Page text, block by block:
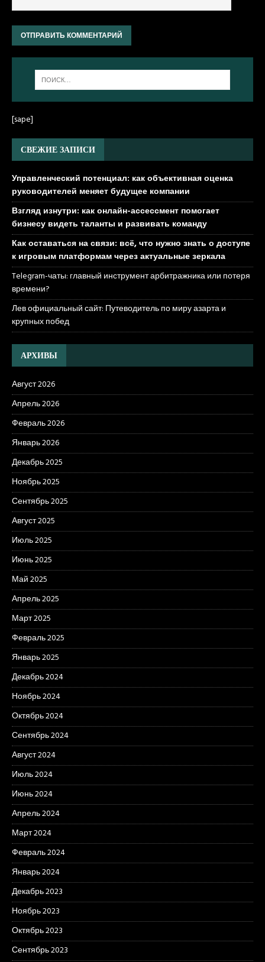
[sape]
СВЕЖИЕ ЗАПИСИ
Управленческий потенциал: как объективная оценка
руководителей меняет будущее компании
Взгляд изнутри: как онлайн-ассессмент помогает
бизнесу видеть таланты и развивать команду
Как оставаться на связи: всё, что нужно знать о доступе
к игровым платформам через актуальные зеркала
Telegram-чаты: главный инструмент арбитражника или потеря
времени?
Лев официальный сайт: Путеводитель по миру азарта и
крупных побед
АРХИВЫ
Август 2026
Апрель 2026
Февраль 2026
Январь 2026
Декабрь 2025
Ноябрь 2025
Сентябрь 2025
Август 2025
Июль 2025
Июнь 2025
Май 2025
Апрель 2025
Март 2025
Февраль 2025
Январь 2025
Декабрь 2024
Ноябрь 2024
Октябрь 2024
Сентябрь 2024
Август 2024
Июль 2024
Июнь 2024
Апрель 2024
Март 2024
Февраль 2024
Январь 2024
Декабрь 2023
Ноябрь 2023
Октябрь 2023
Сентябрь 2023